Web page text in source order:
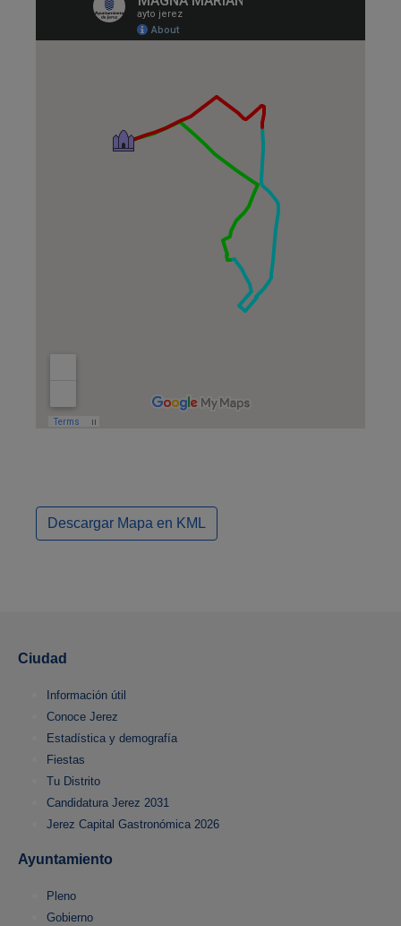
Descargar Mapa en KML
Ciudad
Información útil
Conoce Jerez
Estadística y demografía
Fiestas
Tu Distrito
Candidatura Jerez 2031
Jerez Capital Gastronómica 2026
Ayuntamiento
Pleno
Gobierno